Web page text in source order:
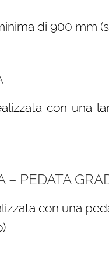
di 900 mm
con una
– PEDATA
con una